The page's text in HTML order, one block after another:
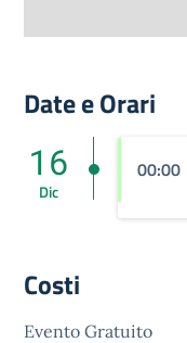
Date e Orari
00:00
16
Dic
Costi
Evento Gratuito